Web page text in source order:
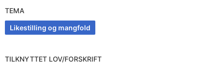
TEMA
Likestilling og mangfold
TILKNYTTET LOV/FORSKRIFT